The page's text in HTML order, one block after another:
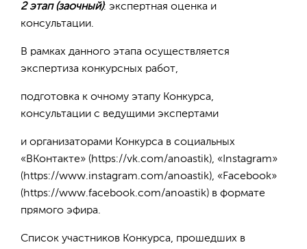
2 этап (заочный): экспертная оценка и
консультации.
В рамках данного этапа осуществляется
экспертиза конкурсных работ,
подготовка к очному этапу Конкурса,
консультации с ведущими экспертами
и организаторами Конкурса в социальных
«ВКонтакте» (https://vk.com/anoastik), «Instagram»
(https://www.instagram.com/anoastik), «Facebook»
(https://www.facebook.com/anoastik) в формате
прямого эфира.
Список участников Конкурса, прошедших в